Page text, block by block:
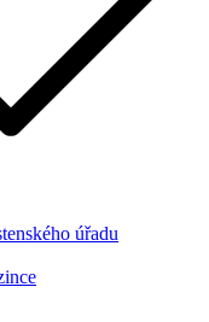
úřadu